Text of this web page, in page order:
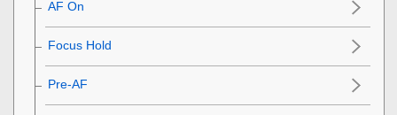
AF On
Focus Hold
Pre-AF